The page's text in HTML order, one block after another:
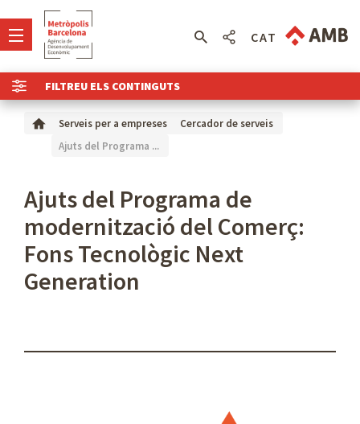
FILTREU ELS CONTINGUTS
CAT
Serveis per a empreses
Cercador de serveis
Ajuts del Programa ...
Ajuts del Programa de
modernització del Comerç:
Fons Tecnològic Next
Generation